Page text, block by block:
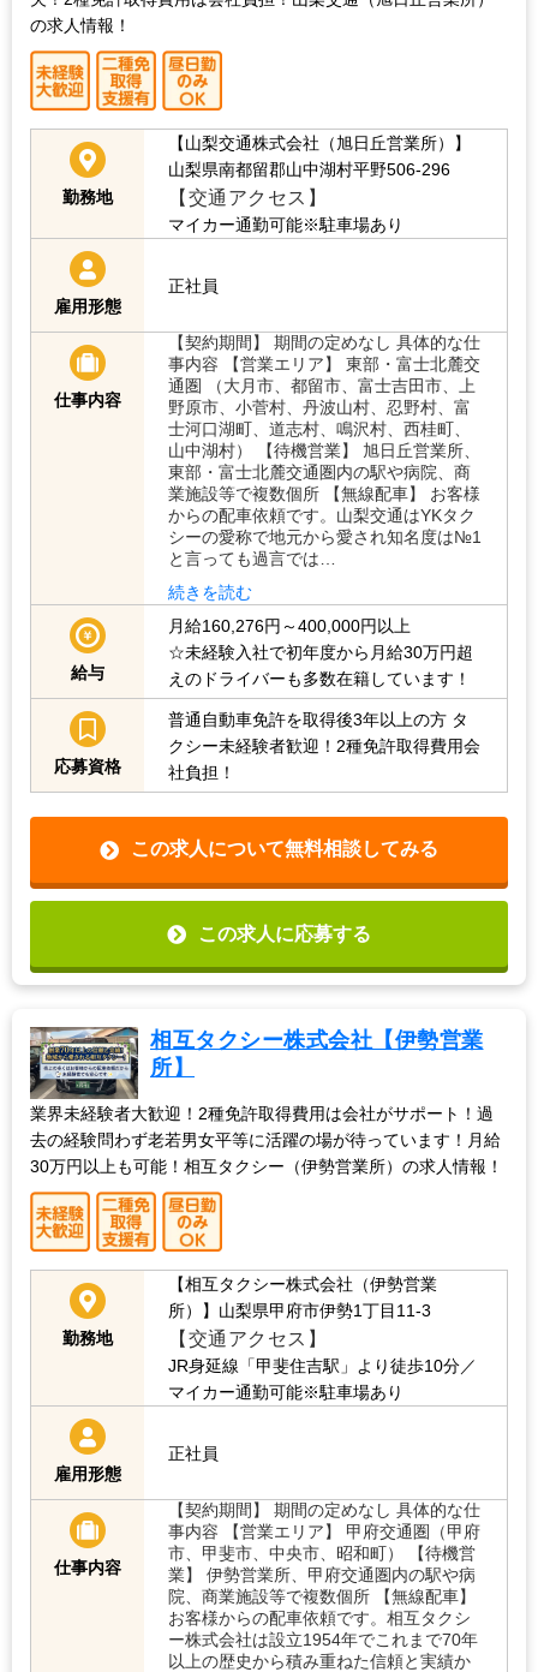
の求人情報！
勤務地
【山梨交通株式会社（旭日丘営業所）】
山梨県南都留郡山中湖村平野506-296
【交通アクセス】
マイカー通勤可能※駐車場あり
雇用形態
正社員
仕事内容
【契約期間】 期間の定めなし 具体的な仕
事内容 【営業エリア】 東部・富士北麓交
通圏 （大月市、都留市、富士吉田市、上
野原市、小菅村、丹波山村、忍野村、富
士河口湖町、道志村、鳴沢村、西桂町、
山中湖村） 【待機営業】 旭日丘営業所、
東部・富士北麓交通圏内の駅や病院、商
業施設等で複数個所 【無線配車】 お客様
からの配車依頼です。山梨交通はYKタク
シーの愛称で地元から愛され知名度は№1
と言っても過言では…
続きを読む
給与
月給160,276円～400,000円以上
☆未経験入社で初年度から月給30万円超
えのドライバーも多数在籍しています！
応募資格
普通自動車免許を取得後3年以上の方 タ
クシー未経験者歓迎！2種免許取得費用会
社負担！
この求人について無料相談してみる
この求人に応募する
相互タクシー株式会社【伊勢営業
所】
業界未経験者大歓迎！2種免許取得費用は会社がサポート！過
去の経験問わず老若男女平等に活躍の場が待っています！月給
30万円以上も可能！相互タクシー（伊勢営業所）の求人情報！
勤務地
【相互タクシー株式会社（伊勢営業
所）】山梨県甲府市伊勢1丁目11-3
【交通アクセス】
JR身延線「甲斐住吉駅」より徒歩10分／
マイカー通勤可能※駐車場あり
雇用形態
正社員
仕事内容
【契約期間】 期間の定めなし 具体的な仕
事内容 【営業エリア】 甲府交通圏（甲府
市、甲斐市、中央市、昭和町） 【待機営
業】 伊勢営業所、甲府交通圏内の駅や病
院、商業施設等で複数個所 【無線配車】
お客様からの配車依頼です。相互タクシ
ー株式会社は設立1954年でこれまで70年
以上の歴史から積み重ねた信頼と実績か